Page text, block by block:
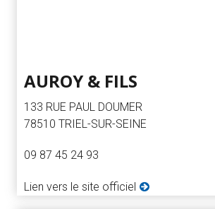
AUROY & FILS
133 RUE PAUL DOUMER
78510 TRIEL-SUR-SEINE
09 87 45 24 93
Lien vers le site officiel